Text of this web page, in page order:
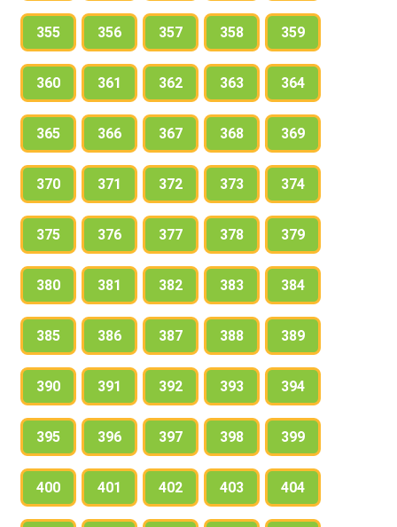
355 356 357 358 359
360 361 362 363 364
365 366 367 368 369
370 371 372 373 374
375 376 377 378 379
380 381 382 383 384
385 386 387 388 389
390 391 392 393 394
395 396 397 398 399
400 401 402 403 404